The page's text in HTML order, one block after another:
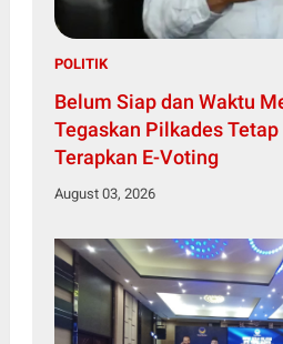
POLITIK
Belum Siap dan Waktu
Tegaskan Pilkades
Terapkan E-Voting
August 03, 2026